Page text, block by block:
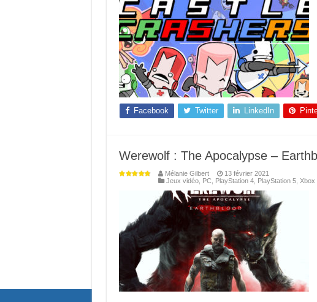
Facebook Twitter LinkedIn
Werewolf : The Apocalypse –
Mélanie Gilbert
13 février 2021
Jeux vidéo, PC, PlayStation 4, PlayStation 5, Xbox